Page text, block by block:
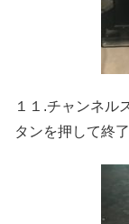
１１.チャンネル
タンを押して終